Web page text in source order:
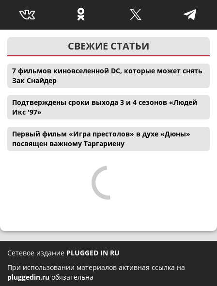
СВЕЖИЕ СТАТЬИ
7 фильмов киновселенной DC, которые может снять
Зак Снайдер
Подтверждены сроки выхода 3 и 4 сезонов «Людей
Икс '97»
Первый фильм «Игра престолов» в духе «Дюны»
посвящен важному Таргариену
Сетевое издание PLUGGED IN RU
При использовании материалов активная ссылка на
pluggedin.ru обязательна